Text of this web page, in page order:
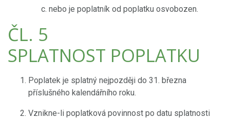
nebo je poplatník od poplatku osvobozen.
ČL. 5
SPLATNOST POPLATKU
Poplatek je splatný nejpozději do 31. března
příslušného kalendářního roku.
Vznikne-li poplatková povinnost po datu splatnosti